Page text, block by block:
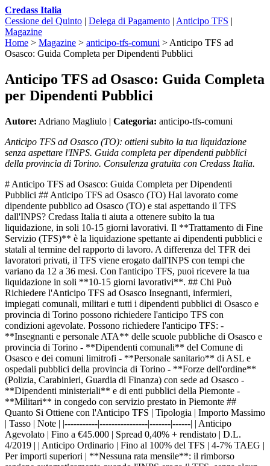
Credass Italia
Cessione del Quinto | Delega di Pagamento | Anticipo TFS |
Magazine
Home > Magazine > anticipo-tfs-comuni > Anticipo TFS ad
Osasco: Guida Completa per Dipendenti Pubblici
Anticipo TFS ad Osasco: Guida Completa
per Dipendenti Pubblici
Autore: Adriano Magliulo | Categoria: anticipo-tfs-comuni
Anticipo TFS ad Osasco (TO): ottieni subito la tua liquidazione
senza aspettare l'INPS. Guida completa per dipendenti pubblici
della provincia di Torino. Consulenza gratuita con Credass Italia.
# Anticipo TFS ad Osasco: Guida Completa per Dipendenti
Pubblici ## Anticipo TFS ad Osasco (TO) Hai lavorato come
dipendente pubblico ad Osasco (TO) e stai aspettando il TFS
dall'INPS? Credass Italia ti aiuta a ottenere subito la tua
liquidazione, in soli 10-15 giorni lavorativi. Il **Trattamento di Fine
Servizio (TFS)** è la liquidazione spettante ai dipendenti pubblici e
statali al termine del rapporto di lavoro. A differenza del TFR dei
lavoratori privati, il TFS viene erogato dall'INPS con tempi che
variano da 12 a 36 mesi. Con l'anticipo TFS, puoi ricevere la tua
liquidazione in soli **10-15 giorni lavorativi**. ## Chi Può
Richiedere l'Anticipo TFS ad Osasco Insegnanti, infermieri,
impiegati comunali, militari e tutti i dipendenti pubblici di Osasco e
provincia di Torino possono richiedere l'anticipo TFS con
condizioni agevolate. Possono richiedere l'anticipo TFS: -
**Insegnanti e personale ATA** delle scuole pubbliche di Osasco e
provincia di Torino - **Dipendenti comunali** del Comune di
Osasco e dei comuni limitrofi - **Personale sanitario** di ASL e
ospedali pubblici della provincia di Torino - **Forze dell'ordine**
(Polizia, Carabinieri, Guardia di Finanza) con sede ad Osasco -
**Dipendenti ministeriali** e di enti pubblici della Piemonte -
**Militari** in congedo con servizio prestato in Piemonte ##
Quanto Si Ottiene con l'Anticipo TFS | Tipologia | Importo Massimo
| Tasso | Note | |-----------|----------------|-------|------| | Anticipo
Agevolato | Fino a €45.000 | Spread 0,40% + rendistato | D.L.
4/2019 | | Anticipo Ordinario | Fino al 100% del TFS | 4-7% TAEG |
Per importi superiori | **Nessuna rata mensile**: il rimborso